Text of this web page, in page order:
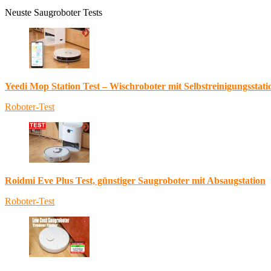
Neuste Saugroboter Tests
Yeedi Mop Station Test – Wischroboter mit
Roboter-Test
Roidmi Eve Plus Test, günstiger Saugroboter mit Absaugstation
Roboter-Test